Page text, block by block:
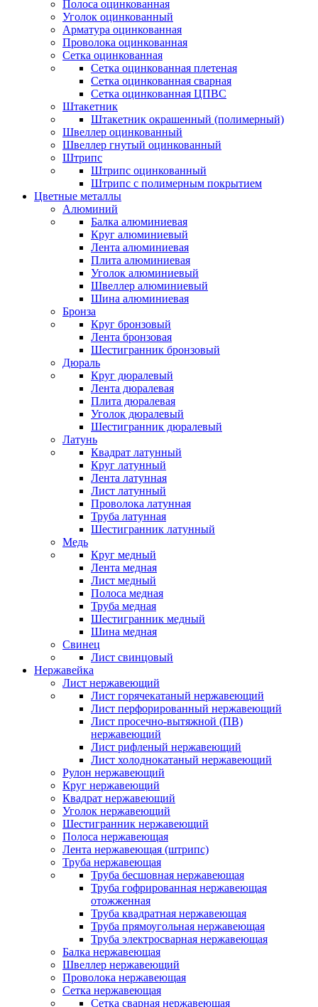
Полоса оцинкованная
Уголок оцинкованный
Арматура оцинкованная
Проволока оцинкованная
Сетка оцинкованная
Сетка оцинкованная плетеная
Сетка оцинкованная сварная
Сетка оцинкованная ЦПВС
Штакетник
Штакетник окрашенный (полимерный)
Швеллер оцинкованный
Швеллер гнутый оцинкованный
Штрипс
Штрипс оцинкованный
Штрипс с полимерным покрытием
Цветные металлы
Алюминий
Балка алюминиевая
Круг алюминиевый
Лента алюминиевая
Плита алюминиевая
Уголок алюминиевый
Швеллер алюминиевый
Шина алюминиевая
Бронза
Круг бронзовый
Лента бронзовая
Шестигранник бронзовый
Дюраль
Круг дюралевый
Лента дюралевая
Плита дюралевая
Уголок дюралевый
Шестигранник дюралевый
Латунь
Квадрат латунный
Круг латунный
Лента латунная
Лист латунный
Проволока латунная
Труба латунная
Шестигранник латунный
Медь
Круг медный
Лента медная
Лист медный
Полоса медная
Труба медная
Шестигранник медный
Шина медная
Свинец
Лист свинцовый
Нержавейка
Лист нержавеющий
Лист горячекатаный нержавеющий
Лист перфорированный нержавеющий
Лист просечно-вытяжной (ПВ)
нержавеющий
Лист рифленый нержавеющий
Лист холоднокатаный нержавеющий
Рулон нержавеющий
Круг нержавеющий
Квадрат нержавеющий
Уголок нержавеющий
Шестигранник нержавеющий
Полоса нержавеющая
Лента нержавеющая (штрипс)
Труба нержавеющая
Труба бесшовная нержавеющая
Труба гофрированная нержавеющая
отожженная
Труба квадратная нержавеющая
Труба прямоугольная нержавеющая
Труба электросварная нержавеющая
Балка нержавеющая
Швеллер нержавеющий
Проволока нержавеющая
Сетка нержавеющая
Сетка сварная нержавеющая